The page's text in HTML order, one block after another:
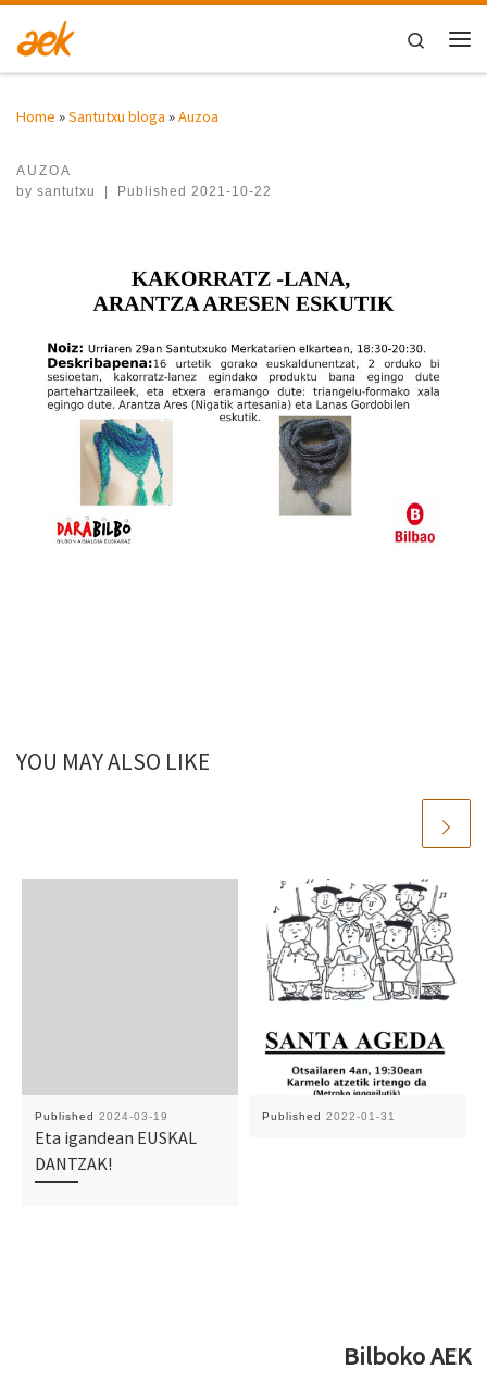
Skip to content
Search
Home »Santutxu bloga »Auzoa
AUZOA
by santutxu Published 2021-10-22
YOU MAY ALSO LIKE
Published 2024-03-19
Eta igandean EUSKAL
DANTZAK!
Published 2022-01-31
Bilboko AEK